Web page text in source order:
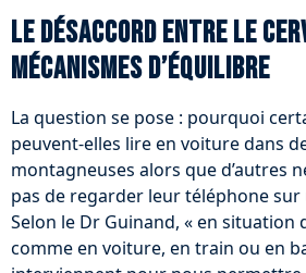
Le désaccord entre le
mécanismes d’équilibre
La question se pose : pourquoi
peuvent-elles lire en voiture dans
montagneuses alors que d’autres
pas de regarder leur téléphone
Selon le Dr Guinand, « en situation
comme en voiture, en train ou en